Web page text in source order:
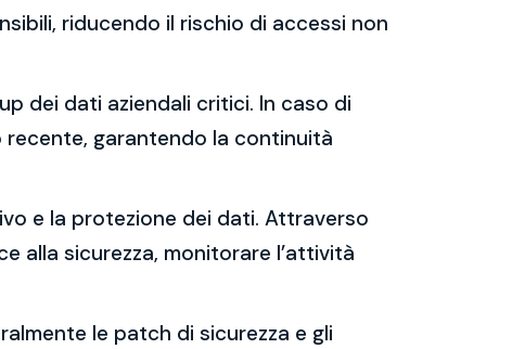
riducendo il rischio di accessi non
dei dati aziendali critici. In caso di
garantendo la continuità
e la protezione dei dati. Attraverso
alla sicurezza, monitorare l’attività
le patch di sicurezza e gli